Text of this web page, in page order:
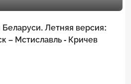
Летняя версия:
– Мстиславль - Кричев